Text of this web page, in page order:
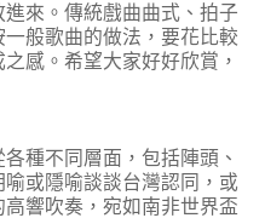
來。傳統戲曲曲式、拍子
般歌曲的做法，要花比較
感。希望大家好好欣賞，
不同層面，包括陣頭、
或隱喻談談台灣認同，或
響吹奏，宛如南非世界盃